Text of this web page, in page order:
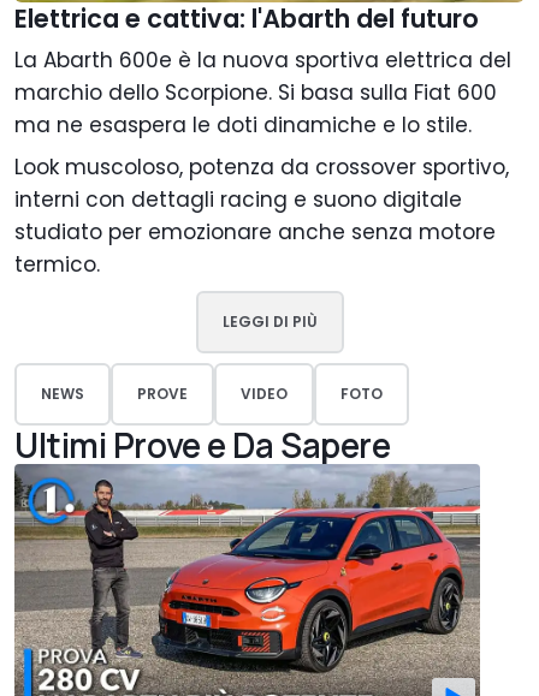
Elettrica e cattiva: l'Abarth del futuro
La Abarth 600e è la nuova sportiva elettrica del
marchio dello Scorpione. Si basa sulla Fiat 600
ma ne esaspera le doti dinamiche e lo stile.
Look muscoloso, potenza da crossover sportivo,
interni con dettagli racing e suono digitale
studiato per emozionare anche senza motore
termico.
LEGGI DI PIÙ
NEWS PROVE VIDEO FOTO
Ultimi Prove e Da Sapere